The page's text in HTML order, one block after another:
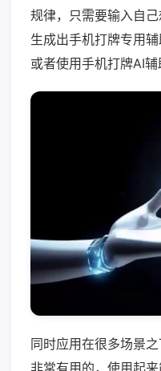
规律，只需要输入自
生成出手机打牌专用
或者使用手机打牌AI辅
同时应用在很多场景